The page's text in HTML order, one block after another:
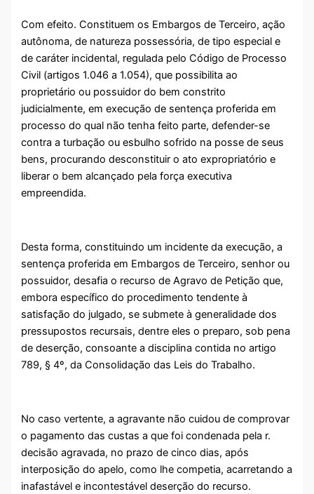
Com efeito. Constituem os Embargos de Terceiro, ação
autônoma, de natureza possessória, de tipo especial e
de caráter incidental, regulada pelo Código de Processo
Civil (artigos 1.046 a 1.054), que possibilita ao
proprietário ou possuidor do bem constrito
judicialmente, em execução de sentença proferida em
processo do qual não tenha feito parte, defender-se
contra a turbação ou esbulho sofrido na posse de seus
bens, procurando desconstituir o ato expropriatório e
liberar o bem alcançado pela força executiva
empreendida.
Desta forma, constituindo um incidente da execução, a
sentença proferida em Embargos de Terceiro, senhor ou
possuidor, desafia o recurso de Agravo de Petição que,
embora específico do procedimento tendente à
satisfação do julgado, se submete à generalidade dos
pressupostos recursais, dentre eles o preparo, sob pena
de deserção, consoante a disciplina contida no artigo
789, § 4º, da Consolidação das Leis do Trabalho.
No caso vertente, a agravante não cuidou de comprovar
o pagamento das custas a que foi condenada pela r.
decisão agravada, no prazo de cinco dias, após
interposição do apelo, como lhe competia, acarretando a
inafastável e incontestável deserção do recurso.